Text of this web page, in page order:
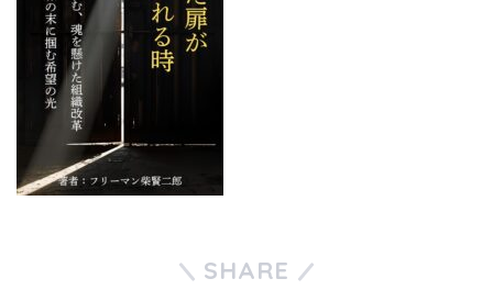
SHARE